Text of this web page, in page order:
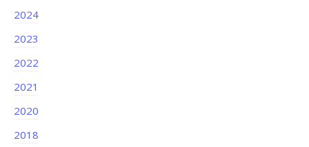
2024
2023
2022
2021
2020
2018